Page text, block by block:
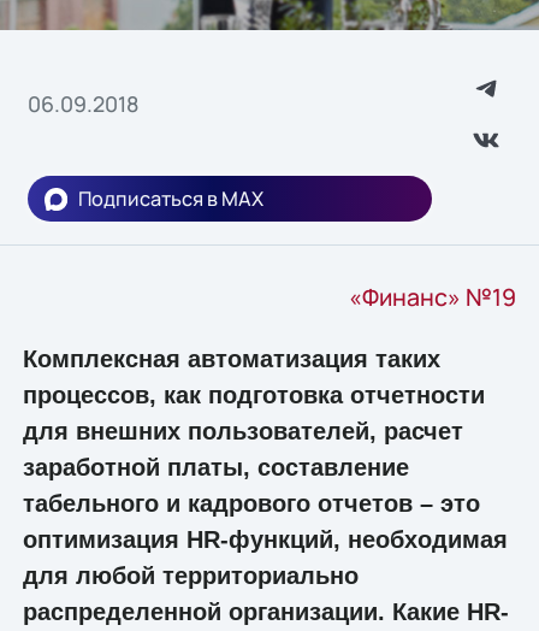
06.09.2018
Подписаться в MAX
«Финанс» №19
Комплексная автоматизация таких
процессов, как подготовка отчетности
для внешних пользователей, расчет
заработной платы, составление
табельного и кадрового отчетов – это
оптимизация HR-функций, необходимая
для любой территориально
распределенной организации. Какие HR-